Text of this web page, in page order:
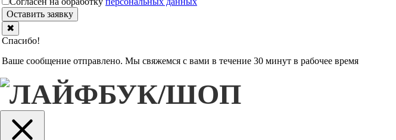
Оставить заявку
✖
Спасибо!
Ваше сообщение отправлено. Мы свяжемся с вами в течение 30 минут в рабочее время